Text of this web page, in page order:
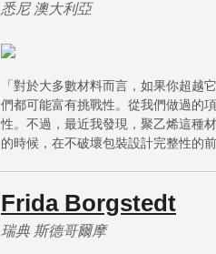
悉尼 澳大利亞
「對於大多數材料而言，如果你超越
們都可能富有挑戰性。從我們做過的
性。不過，最近我發現，聚乙烯這種
的時候，在不破壞包裝設計完整性的
Frida Borgstedt
瑞典 斯德哥爾摩